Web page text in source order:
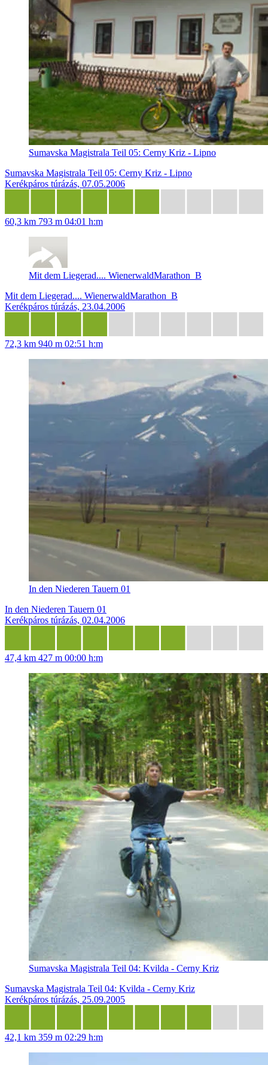
Sumavska Magistrala Teil 05: Cerny Kriz - Lipno
Sumavska Magistrala Teil 05: Cerny Kriz - Lipno
Kerékpáros túrázás, 07.05.2006
60,3 km 793 m 04:01 h:m
Mit dem Liegerad.... WienerwaldMarathon_B
Mit dem Liegerad.... WienerwaldMarathon_B
Kerékpáros túrázás, 23.04.2006
72,3 km 940 m 02:51 h:m
In den Niederen Tauern 01
In den Niederen Tauern 01
Kerékpáros túrázás, 02.04.2006
47,4 km 427 m 00:00 h:m
Sumavska Magistrala Teil 04: Kvilda - Cerny Kriz
Sumavska Magistrala Teil 04: Kvilda - Cerny Kriz
Kerékpáros túrázás, 25.09.2005
42,1 km 359 m 02:29 h:m